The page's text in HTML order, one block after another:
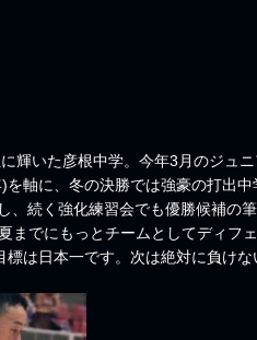
輝いた彦根中学。今年3月のジュ
軸に、冬の決勝では強豪の打出中
、続く強化練習会でも優勝候補の
までにもっとチームとしてディフ
は日本一です。次は絶対に負けな